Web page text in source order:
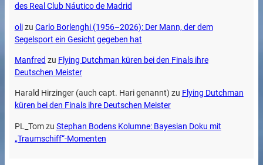
des Real Club Náutico de Madrid
olizu Carlo Borlenghi (1956–2026): Der Mann, der dem
Segelsport ein Gesicht gegeben hat
Manfred zu Flying Dutchman küren bei den Finals ihre
Deutschen Meister
Harald Hirzinger (auch capt. Hari genannt) zu Flying Dutchman
küren bei den Finals ihre Deutschen Meister
PL_Tomzu Stephan Bodens Kolumne: Bayesian Doku mit
„Traumschiff“-Momenten